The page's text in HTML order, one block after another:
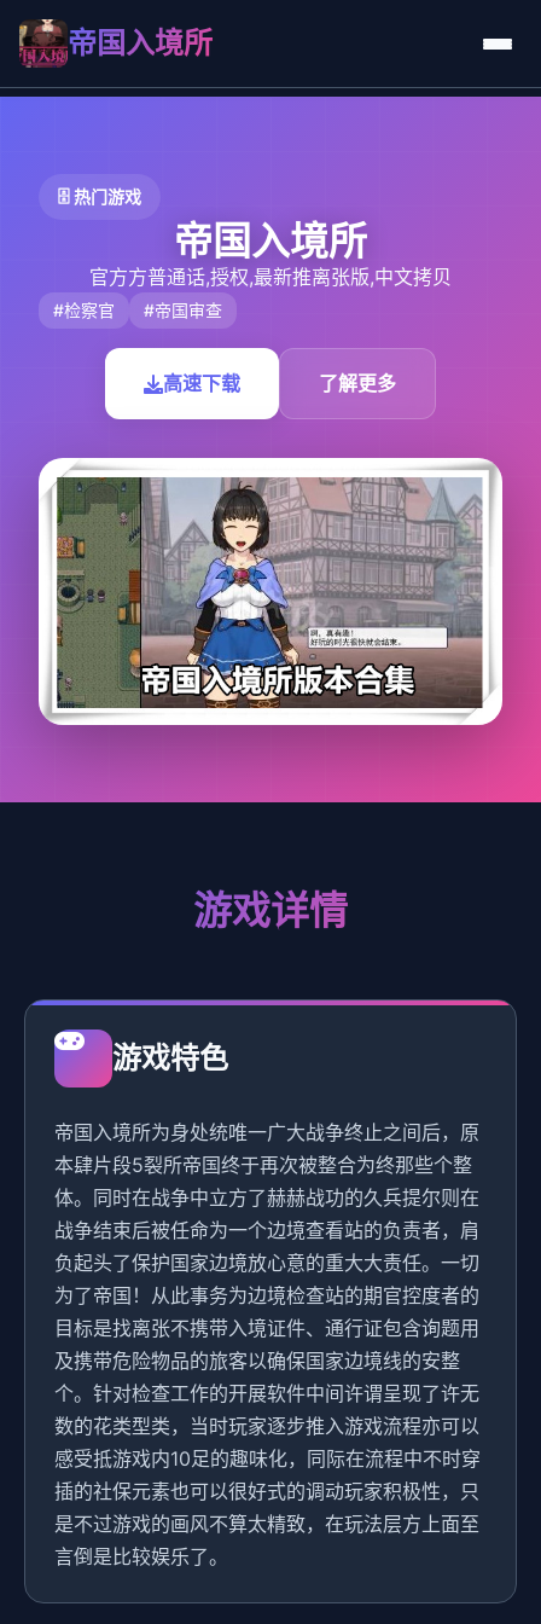
帝国入境所
🗄️ 热门游戏
帝国入境所
官方方普通话,授权,最新推离张版,中文拷贝
#检察官 #帝国审查
高速下载 了解更多
游戏详情
游戏特色
帝国入境所为身处统唯一广大战争终止之间后，原
本肆片段5裂所帝国终于再次被整合为终那些个整
体。同时在战争中立方了赫赫战功的久兵提尔则在
战争结束后被任命为一个边境查看站的负责者，肩
负起头了保护国家边境放心意的重大大责任。一切
为了帝国！从此事务为边境检查站的期官控度者的
目标是找离张不携带入境证件、通行证包含询题用
及携带危险物品的旅客以确保国家边境线的安整
个。针对检查工作的开展软件中间许谓呈现了许无
数的花类型类，当时玩家逐步推入游戏流程亦可以
感受抵游戏内10足的趣味化，同际在流程中不时穿
插的社保元素也可以很好式的调动玩家积极性，只
是不过游戏的画风不算太精致，在玩法层方上面至
言倒是比较娱乐了。